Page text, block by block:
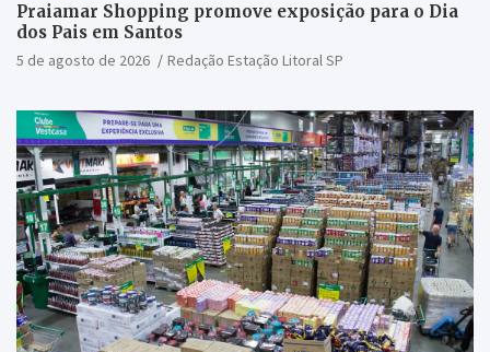
Praiamar Shopping promove exposição para o Dia
dos Pais em Santos
5 de agosto de 2026 Redação Estação Litoral SP